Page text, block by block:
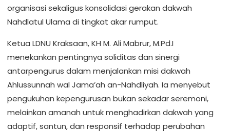
organisasi sekaligus konsolidasi gerakan dakwah
Nahdlatul Ulama di tingkat akar rumput.
Ketua LDNU Kraksaan, KH M. Ali Mabrur, M.Pd.I
menekankan pentingnya soliditas dan sinergi
antarpengurus dalam menjalankan misi dakwah
Ahlussunnah wal Jama’ah an-Nahdliyah. Ia menyebut
pengukuhan kepengurusan bukan sekadar seremoni,
melainkan amanah untuk menghadirkan dakwah yang
adaptif, santun, dan responsif terhadap perubahan